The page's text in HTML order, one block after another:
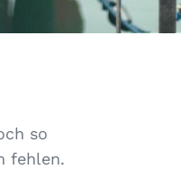
so
fehlen.